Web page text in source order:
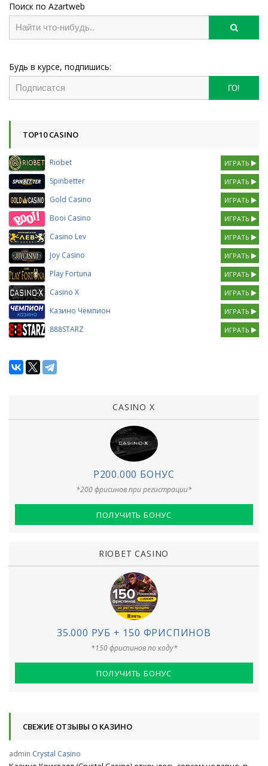
Поиск по Azartweb
Будь в курсе, подпишись:
ГО!
TOP10 CASINO
Riobet ИГРАТЬ
Spinbetter ИГРАТЬ
Gold Casino ИГРАТЬ
Booi Casino ИГРАТЬ
Casino Lev ИГРАТЬ
Joy Casino ИГРАТЬ
Play Fortuna ИГРАТЬ
Casino X ИГРАТЬ
Казино Чемпион ИГРАТЬ
888STARZ ИГРАТЬ
CASINO X
Р200.000 БОНУС
*200 фрисинов при регистрации*
ПОЛУЧИТЬ БОНУС
RIOBET CASINO
35.000 РУБ + 150 ФРИСПИНОВ
*150 фриспинов по коду*
ПОЛУЧИТЬ БОНУС
СВЕЖИЕ ОТЗЫВЫ О КАЗИНО
admin Crystal Casino